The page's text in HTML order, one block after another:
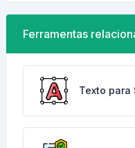
Ferramentas
Texto para